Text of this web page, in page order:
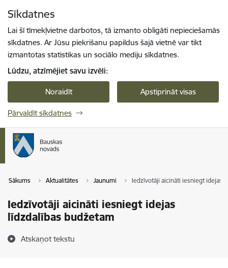
Sīkdatnes
Lai šī tīmekļvietne darbotos, tā izmanto obligāti nepieciešamās
sīkdatnes. Ar Jūsu piekrišanu papildus šajā vietnē var tikt
izmantotas statistikas un sociālo mediju sīkdatnes.
Lūdzu, atzīmējiet savu izvēli:
Noraidīt Apstiprināt visas
Pārvaldīt sīkdatnes
Sākums Aktualitātes Jaunumi Iedzīvotāji aicināti iesniegt idejas
Iedzīvotāji aicināti iesniegt idejas
līdzdalības budžetam
Atskaņot tekstu